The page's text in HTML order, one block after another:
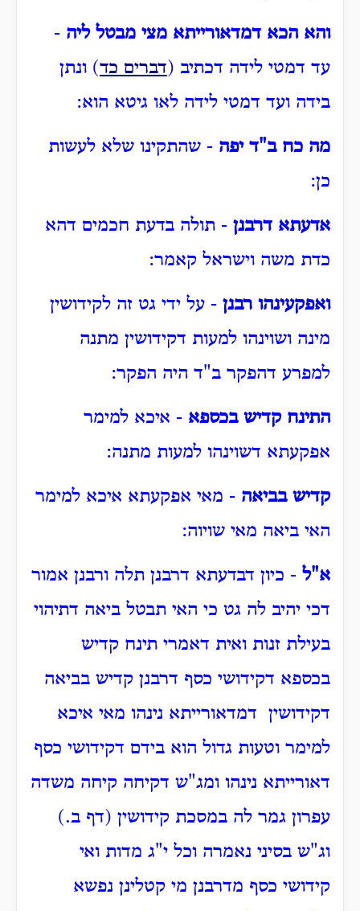
והא הכא דמדאורייתא מצי מבטל ליה -
עד דמטי לידה דכתיב (דברים כד) ונתן
בידה ועד דמטי לידה לאו גיטא הוא:
מה כח ב"ד יפה - שהתקינו שלא לעשות
כן:
אדעתא דרבנן - תולה בדעת חכמים דהא
כדת משה וישראל קאמר:
ואפקעינהו רבנן - על ידי גט זה לקידושין
מינה ושוינהו למעות דקידושין מתנה
למפרע דהפקר ב"ד היה הפקר:
התינח קדיש בכספא - איכא למימר
אפקעתא דשוינהו למעות מתנה:
קדיש בביאה - מאי אפקעתא איכא למימר
האי ביאה מאי שויוה:
א"ל - כיון דבדעתא דרבנן תלה ורבנן אמור
דכי יהיב לה גט כי האי תבטל ביאה דתיהוי
בעילת זנות ואית דאמרי תינח קדיש
בכספא דקידושי כסף דרבנן קדיש בביאה
דקידושין דמדאורייתא נינהו מאי איכא
למימר וטעות גדול הוא בידם דקידושי כסף
דאורייתא נינהו ומג"ש דקיחה קיחה משדה
עפרון גמר לה במסכת קידושין (דף ב.)
וג"ש בסיני נאמרה וכל י"ג מדות ואי
קידושי כסף מדרבנן מי קטלינן נפשא